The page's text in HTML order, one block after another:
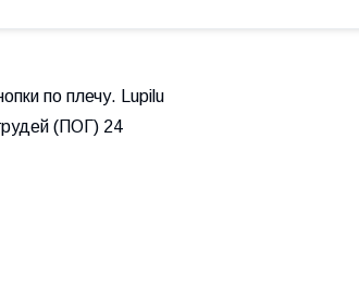
по плечу. Lupilu
(ПОГ) 24